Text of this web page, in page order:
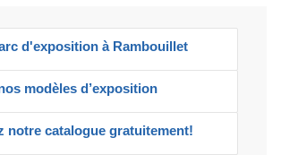
d'exposition à Rambouillet
modèles d’exposition
notre catalogue gratuitement!